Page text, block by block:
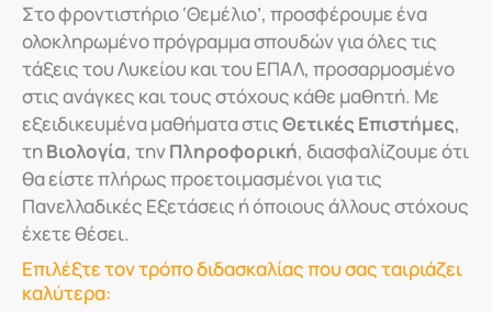
Στο φροντιστήριο ‘Θεμέλιο’, προσφέρουμε ένα
ολοκληρωμένο πρόγραμμα σπουδών για όλες τις
τάξεις του Λυκείου και του ΕΠΑΛ, προσαρμοσμένο
στις ανάγκες και τους στόχους κάθε μαθητή. Με
εξειδικευμένα μαθήματα στιςΘετικές Επιστήμες,
τηΒιολογία, τηνΠληροφορική, διασφαλίζουμε ότι
θα είστε πλήρως προετοιμασμένοι για τις
Πανελλαδικές Εξετάσεις ή όποιους άλλους στόχους
έχετε θέσει.
Επιλέξτε τον τρόπο διδασκαλίας που σας ταιριάζει
καλύτερα: